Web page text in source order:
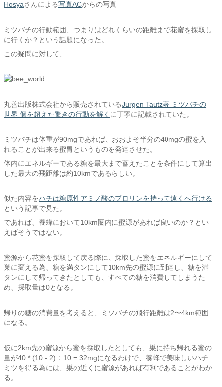
Hosyaさんによる写真ACからの写真
ミツバチの行動範囲、つまりはどれくらいの距離まで花蜜を採取し
に行くか？という話題になった。
この疑問に対して、
丸善出版株式会社から販売されているJurgen Tautz著 ミツバチの
世界 個を超えた驚きの行動を解く に丁寧に記載されていた。
ミツバチは体重が90mgであれば、おおよそ半分の40mgの蜜を入
れることが出来る蜜胃というものを発達させた。
体内にエネルギーである糖を最大まで蓄えたことを条件にして算出
した最大の飛距離は約10kmであるらしい。
似た内容をハチは糖原性アミノ酸のプロリンを持って遠くへ行ける
という記事で見た。
であれば、養蜂において10km圏内に蜜源があれば良いのか？とい
えばそうではない。
蜜源から花蜜を採取して戻る際に、採取した蜜をエネルギーにして
巣に変える為、糖を満タンにして10km先の蜜源に到達し、糖を満
タンにして帰ってきたとしても、すべての糖を消費してしまうた
め、採取量は0となる。
帰りの糖の消費量を考えると、ミツバチの飛行距離は2〜4km範囲
になる。
仮に2km先の蜜源から蜜を採取したとしても、巣に持ち帰れる蜜の
量が40 * (10 - 2) ÷ 10 = 32mgになるわけで、養蜂で美味しいハチ
ミツを得る為には、巣の近くに蜜源があれば有利であることがわか
る。